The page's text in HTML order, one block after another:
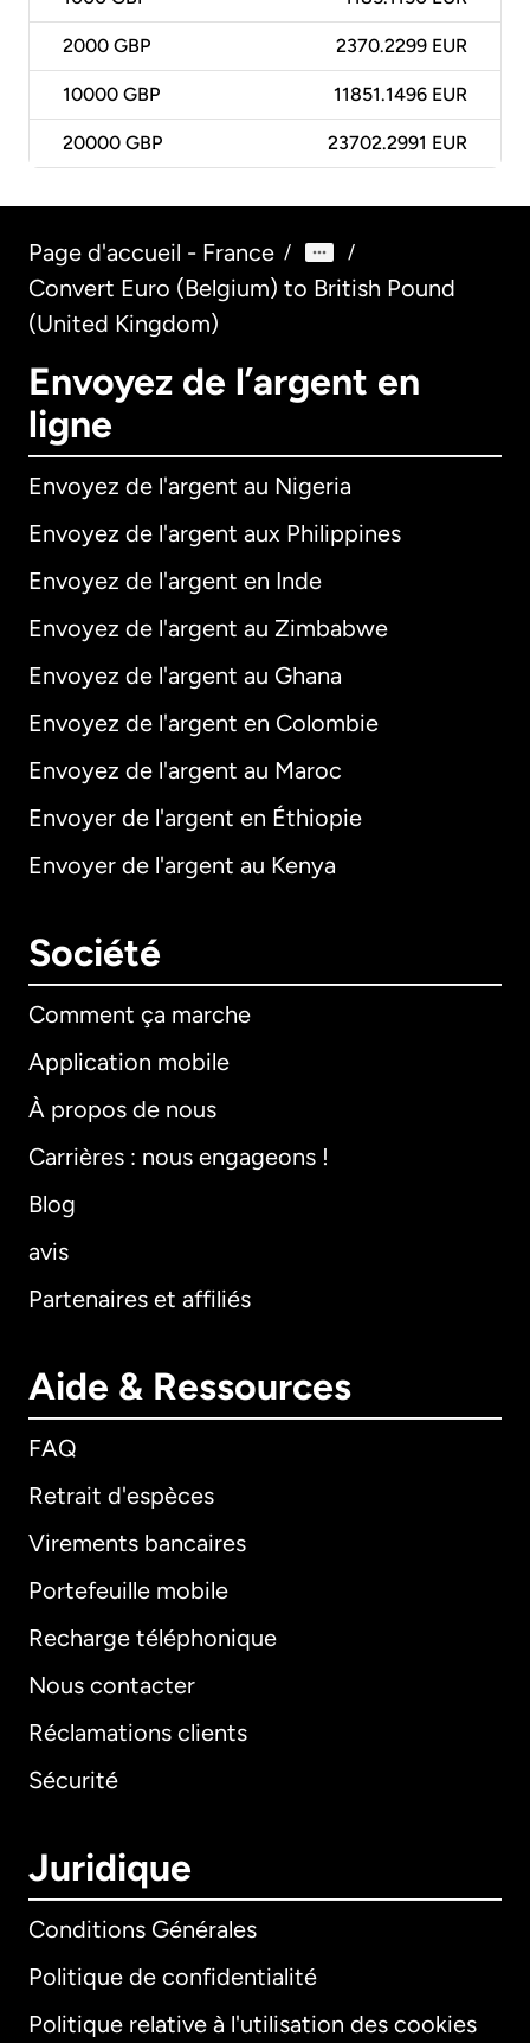
2000 GBP 2370.2299 EUR
10000 GBP 11851.1496 EUR
20000 GBP 23702.2991 EUR
Page d'accueil - France / /
Convert Euro (Belgium) to British Pound
(United Kingdom)
Envoyez de l’argent en
ligne
Envoyez de l'argent au Nigeria
Envoyez de l'argent aux Philippines
Envoyez de l'argent en Inde
Envoyez de l'argent au Zimbabwe
Envoyez de l'argent au Ghana
Envoyez de l'argent en Colombie
Envoyez de l'argent au Maroc
Envoyer de l'argent en Éthiopie
Envoyer de l'argent au Kenya
Société
Comment ça marche
Application mobile
À propos de nous
Carrières : nous engageons !
Blog
avis
Partenaires et affiliés
Aide & Ressources
FAQ
Retrait d'espèces
Virements bancaires
Portefeuille mobile
Recharge téléphonique
Nous contacter
Réclamations clients
Sécurité
Juridique
Conditions Générales
Politique de confidentialité
Politique relative à l'utilisation des cookies